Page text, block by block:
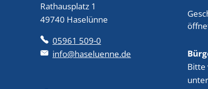
Rathausplatz 1
49740 Haselünne
05961 509-0
info@haseluenne.de
Bitte